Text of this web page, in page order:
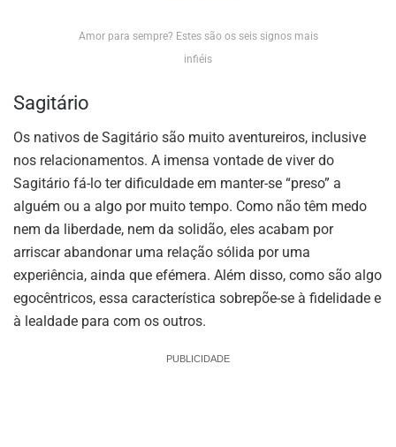
Amor para sempre? Estes são os seis signos mais
infiéis
Sagitário
Os nativos de Sagitário são muito aventureiros, inclusive
nos relacionamentos. A imensa vontade de viver do
Sagitário fá-lo ter dificuldade em manter-se “preso” a
alguém ou a algo por muito tempo. Como não têm medo
nem da liberdade, nem da solidão, eles acabam por
arriscar abandonar uma relação sólida por uma
experiência, ainda que efémera. Além disso, como são algo
egocêntricos, essa característica sobrepõe-se à fidelidade e
à lealdade para com os outros.
PUBLICIDADE